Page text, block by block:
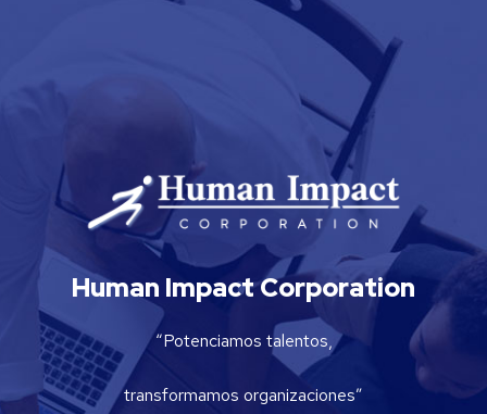
Human Impact Corporation
“Potenciamos talentos,
transformamos organizaciones”